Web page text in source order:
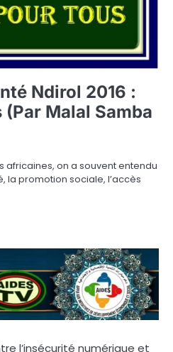
Ndirol 2016 :
Malal Samba
africaines, on a souvent entendu
la promotion sociale, l’accès
l’insécurité numérique et